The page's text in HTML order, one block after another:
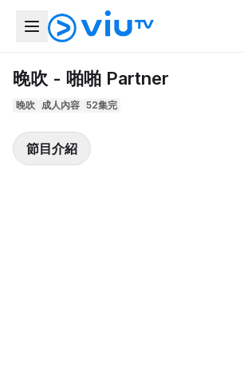
晚吹 - 啪啪 Partner
晚吹 成人內容 52集完
節目介紹